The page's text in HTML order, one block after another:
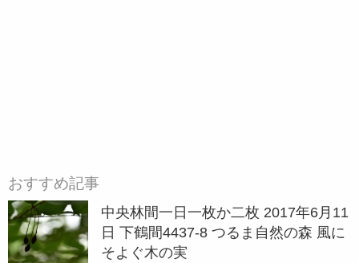
おすすめ記事
中央林間一日一枚か二枚 2017年6月11
日 下鶴間4437-8 つるま自然の森 風に
そよぐ木の実